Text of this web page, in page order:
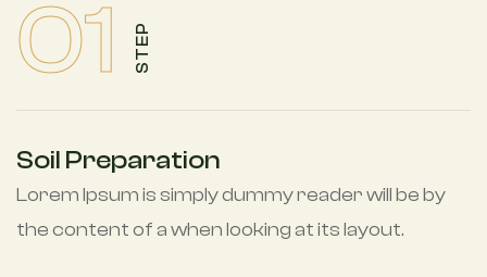
01 STEP
Soil Preparation
Lorem Ipsum is simply dummy reader will be by
the content of a when looking at its layout.